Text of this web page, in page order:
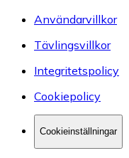
Användarvillkor
Tävlingsvillkor
Integritetspolicy
Cookiepolicy
Cookieinställningar